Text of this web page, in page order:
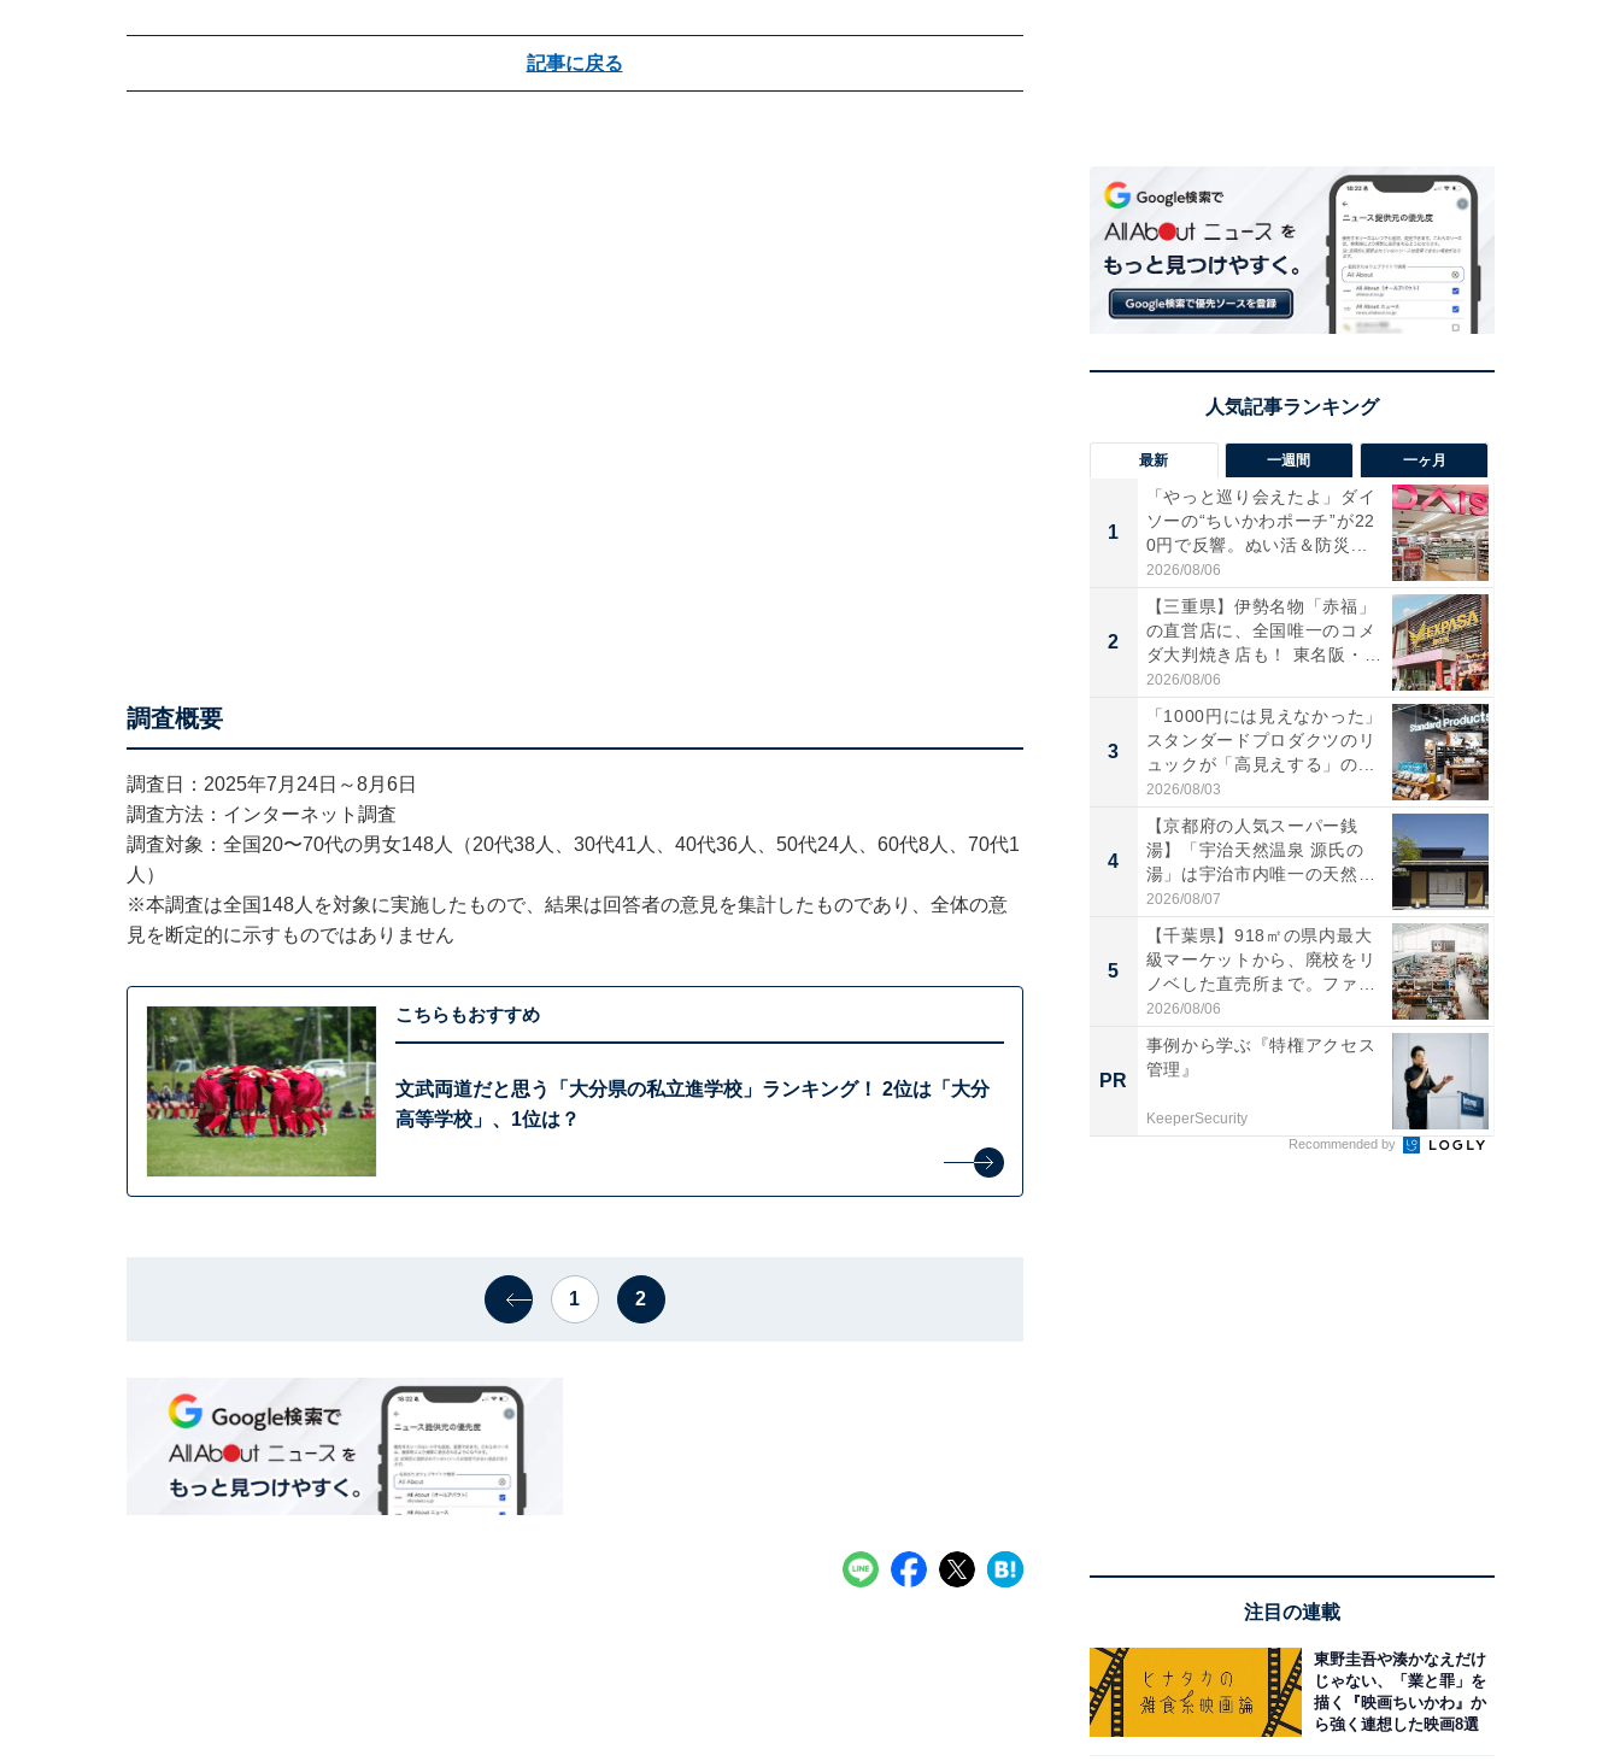
記事に戻る
調査概要
調査日：2025年7月24日～8月6日
調査方法：インターネット調査
調査対象：全国20〜70代の男女148人（20代38人、30代41人、40代36人、50代24人、60代8人、70代1
人）
※本調査は全国148人を対象に実施したもので、結果は回答者の意見を集計したものであり、全体の意
見を断定的に示すものではありません
こちらもおすすめ
文武両道だと思う「大分県の私立進学校」ランキング！ 2位は「大分
高等学校」、1位は？
1 2
最新 一週間 一ヶ月
1
「やっと巡り会えたよ」ダイ
ソーの“ちいかわポーチ”が22
0円で反響。ぬい活＆防災...
2026/08/06
2
【三重県】伊勢名物「赤福」
の直営店に、全国唯一のコメ
ダ大判焼き店も！ 東名阪・
伊...
2026/08/06
3
「1000円には見えなかった」
スタンダードプロダクツのリ
ュックが「高見えする」の...
2026/08/03
4
【京都府の人気スーパー銭
湯】「宇治天然温泉 源氏の
湯」は宇治市内唯一の天然温
泉と...
2026/08/07
5
【千葉県】918㎡の県内最大
級マーケットから、廃校をリ
ノベした直売所まで。ファ
ー...
2026/08/06
PR
事例から学ぶ『特権アクセス
管理』
KeeperSecurity
Recommended by
注目の連載
東野圭吾や湊かなえだけ
じゃない、「業と罪」を
描く『映画ちいかわ』か
ら強く連想した映画8選